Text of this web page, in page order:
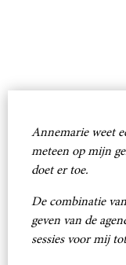
Annemarie weet
meteen op mijn
doet er toe.
De combinatie
geven van de
sessies voor mij